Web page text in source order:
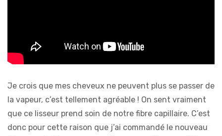
Je crois que mes cheveux ne peuvent plus se passer de
la vapeur, c’est tellement agréable ! On sent vraiment
que ce lisseur prend soin de notre fibre capillaire. C’est
donc pour cette raison que j’ai commandé le nouveau